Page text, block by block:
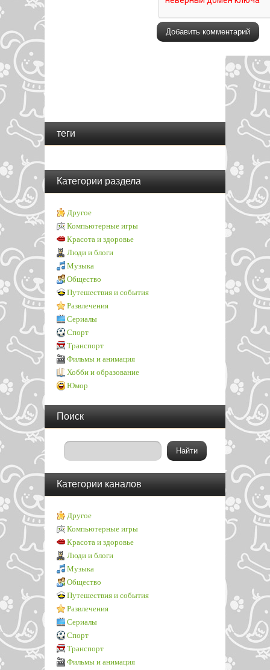
теги
Категории раздела
Другое
Компьютерные игры
Красота и здоровье
Люди и блоги
Музыка
Общество
Путешествия и события
Развлечения
Сериалы
Спорт
Транспорт
Фильмы и анимация
Хобби и образование
Юмор
Поиск
Категории каналов
Другое
Компьютерные игры
Красота и здоровье
Люди и блоги
Музыка
Общество
Путешествия и события
Развлечения
Сериалы
Спорт
Транспорт
Фильмы и анимация